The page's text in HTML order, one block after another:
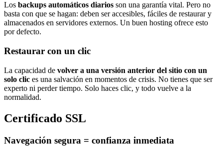
Los backups automáticos diarios son una garantía vital. Pero no
basta con que se hagan: deben ser accesibles, fáciles de restaurar y
almacenados en servidores externos. Un buen hosting ofrece esto
por defecto.
Restaurar con un clic
La capacidad de volver a una versión anterior del sitio con un
solo clic es una salvación en momentos de crisis. No tienes que ser
experto ni perder tiempo. Solo haces clic, y todo vuelve a la
normalidad.
Certificado SSL
Navegación segura = confianza inmediata